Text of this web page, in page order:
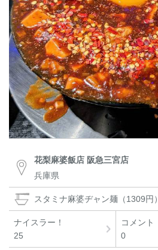
花梨麻婆飯店 阪急三宮店
兵庫県
スタミナ麻婆ヂャン麺（1309円）
ナイスラー！
25
コメント
0